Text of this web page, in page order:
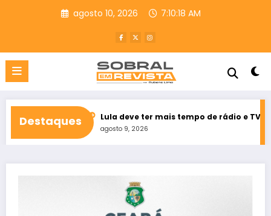
agosto 10, 2026 7:10:19 AM
Destaques
Lula deve ter mais tempo de rádio e TV que Flávio
agosto 9, 2026